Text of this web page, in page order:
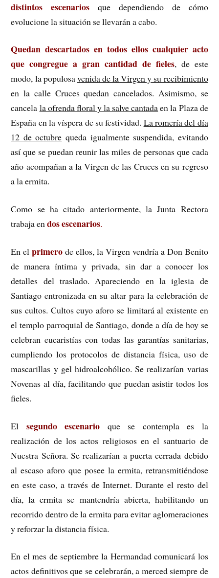
distintos escenarios que dependiendo de cómo
evolucione la situación se llevarán a cabo.
Quedan descartados en todos ellos cualquier acto
que congregue a gran cantidad de fieles, de este
modo, la populosavenida de la Virgen y su recibimiento
en la calle Cruces quedan cancelados. Asimismo, se
cancela la ofrenda floral y la salve cantadaen la Plaza de
España en la víspera de su festividad. La romería del día
12 de octubre queda igualmente suspendida, evitando
así que se puedan reunir las miles de personas que cada
año acompañan a la Virgen de las Cruces en su regreso
a la ermita.
Como se ha citado anteriormente, la Junta Rectora
trabaja endos escenarios.
En elprimero de ellos, la Virgen vendría a Don Benito
de manera íntima y privada, sin dar a conocer los
detalles del traslado. Apareciendo en la iglesia de
Santiago entronizada en su altar para la celebración de
sus cultos. Cultos cuyo aforo se limitará al existente en
el templo parroquial de Santiago, donde a día de hoy se
celebran eucaristías con todas las garantías sanitarias,
cumpliendo los protocolos de distancia física, uso de
mascarillas y gel hidroalcohólico. Se realizarían varias
Novenas al día, facilitando que puedan asistir todos los
fieles.
El segundo escenario que se contempla es la
realización de los actos religiosos en el santuario de
Nuestra Señora. Se realizarían a puerta cerrada debido
al escaso aforo que posee la ermita, retransmitiéndose
en este caso, a través de Internet. Durante el resto del
día, la ermita se mantendría abierta, habilitando un
recorrido dentro de la ermita para evitar aglomeraciones
y reforzar la distancia física.
En el mes de septiembre la Hermandad comunicará los
actos definitivos que se celebrarán, a merced siempre de